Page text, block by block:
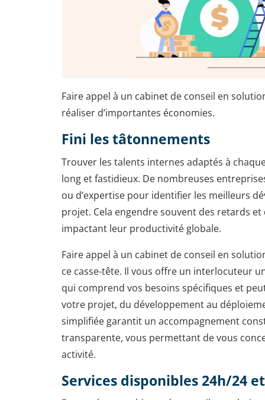
Faire appel à un cabinet de conseil en
réaliser d’importantes économies.
Fini les tâtonnements
Trouver les talents internes adaptés à
long et fastidieux. De nombreuses
ou d’expertise pour identifier les meilleurs
projet. Cela engendre souvent des retards et
impactant leur productivité globale.
Faire appel à un cabinet de conseil en
ce casse-tête. Il vous offre un interlocuteur
qui comprend vos besoins spécifiques et
votre projet, du développement au
simplifiée garantit un accompagnement
transparente, vous permettant de vous
activité.
Services disponibles 24h/24